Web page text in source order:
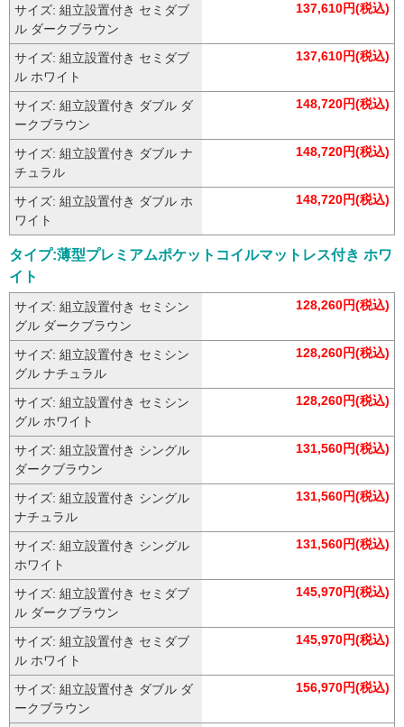
サイズ: 組立設置付き セミダブ
ル ダークブラウン
137,610円(税込)
サイズ: 組立設置付き セミダブ
ル ホワイト
137,610円(税込)
サイズ: 組立設置付き ダブル ダ
ークブラウン
148,720円(税込)
サイズ: 組立設置付き ダブル ナ
チュラル
148,720円(税込)
サイズ: 組立設置付き ダブル ホ
ワイト
148,720円(税込)
タイプ:薄型プレミアムポケットコイルマットレス付き ホワ
イト
サイズ: 組立設置付き セミシン
グル ダークブラウン
128,260円(税込)
サイズ: 組立設置付き セミシン
グル ナチュラル
128,260円(税込)
サイズ: 組立設置付き セミシン
グル ホワイト
128,260円(税込)
サイズ: 組立設置付き シングル
ダークブラウン
131,560円(税込)
サイズ: 組立設置付き シングル
ナチュラル
131,560円(税込)
サイズ: 組立設置付き シングル
ホワイト
131,560円(税込)
サイズ: 組立設置付き セミダブ
ル ダークブラウン
145,970円(税込)
サイズ: 組立設置付き セミダブ
ル ホワイト
145,970円(税込)
サイズ: 組立設置付き ダブル ダ
ークブラウン
156,970円(税込)